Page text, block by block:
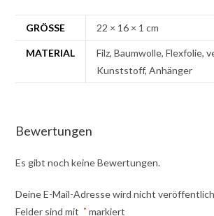
GRÖSSE 22 × 16 × 1 cm
MATERIAL
Filz, Baumwolle, Flexfolie,
Kunststoff, Anhänger
Bewertungen
Es gibt noch keine Bewertungen.
Deine E-Mail-Adresse wird nicht
Felder sind mit
* markiert